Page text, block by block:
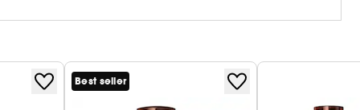
Best seller